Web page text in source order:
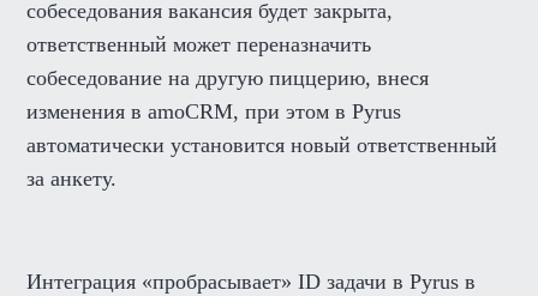
собеседования вакансия будет закрыта,
ответственный может переназначить
собеседование на другую пиццерию, внеся
изменения в amoCRM, при этом в Pyrus
автоматически установится новый ответственный
за анкету.
Интеграция «пробрасывает» ID задачи в Pyrus в